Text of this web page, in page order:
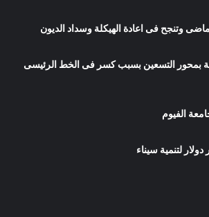
وتنجح فى اعادة الهيكلة وسداد الديون
بمحور التسعين بسبب كسر فى الخط الرئيسى
الفيوم